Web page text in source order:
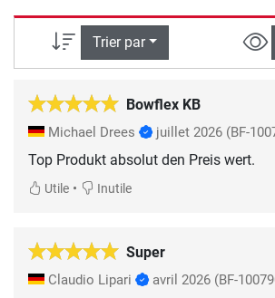
Trier par
Bowflex KB
Michael Drees juillet 2026 (BF-
Top Produkt absolut den Preis wert.
Utile • Inutile
Super
Claudio Lipari avril 2026 (BF-